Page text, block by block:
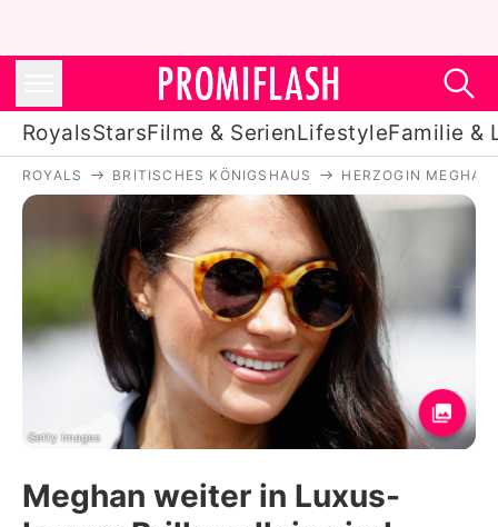
RoyalsStarsFilme & SerienLifestyleFamilie &
Royals
Stars
Filme & Serien
Lifestyle
Familie & Liebe
Promiflash Exklusiv
Alle Themen auf Promiflash
ROYALS BRITISCHES KÖNIGSHAUS HERZOGIN MEGHAN
Getty Images
Meghan weiter in Luxus-